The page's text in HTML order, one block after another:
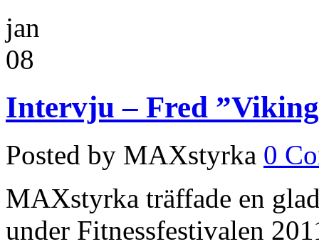
jan
08
Intervju – Fred
Posted by MAXstyrka 0
MAXstyrka träffade en
under Fitnessfestivalen